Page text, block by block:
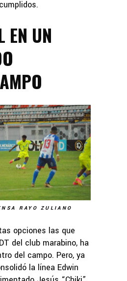
EN UN
RAYO ZULIANO
opciones las que
del club marabino, ha
del campo. Pero, ya
la línea Edwin